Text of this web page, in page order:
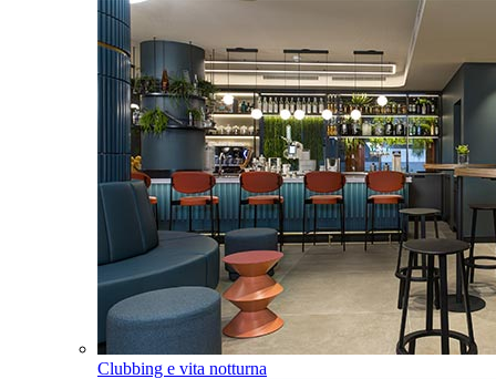
Clubbing e vita notturna